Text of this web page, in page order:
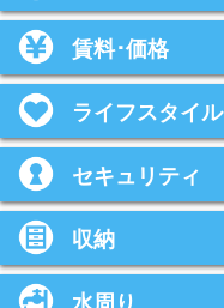
賃料･価格
ライフスタイル
セキュリティ
収納